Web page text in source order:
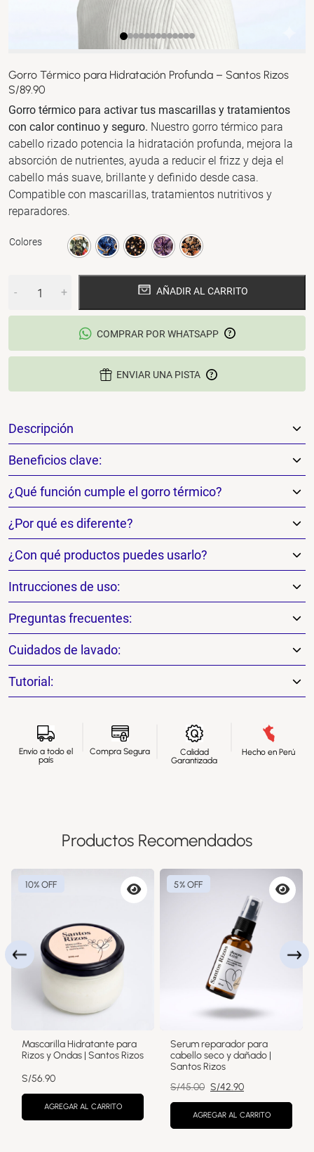
Gorro Térmico para Hidratación Profunda – Santos Rizos
S/89.90
Gorro térmico para activar tus mascarillas y tratamientos
con calor continuo y seguro. Nuestro gorro térmico para
cabello rizado potencia la hidratación profunda, mejora la
absorción de nutrientes, ayuda a reducir el frizz y deja el
cabello más suave, brillante y definido desde casa.
Compatible con mascarillas, tratamientos nutritivos y
reparadores.
Colores
+
- AÑADIR AL CARRITO
COMPRAR POR WHATSAPP
ENVIAR UNA PISTA
Descripción
Beneficios clave:
¿Qué función cumple el gorro térmico?
¿Por qué es diferente?
¿Con qué productos puedes usarlo?
Intrucciones de uso:
Preguntas frecuentes:
Cuidados de lavado:
Tutorial:
Envío a todo el
país
Compra Segura
Calidad
Garantizada
Hecho en Perú
Productos Recomendados
10% OFF
Vista
Mascarilla Hidratante para
Rizos y Ondas | Santos Rizos
S/56.90
AGREGAR AL CARRITO
5% OFF
Vista
Serum reparador para
cabello seco y dañado |
Santos Rizos
S/45.00 El
precio
original
era:
S/42.90El
precio
actual
es:
AGREGAR AL CARRITO